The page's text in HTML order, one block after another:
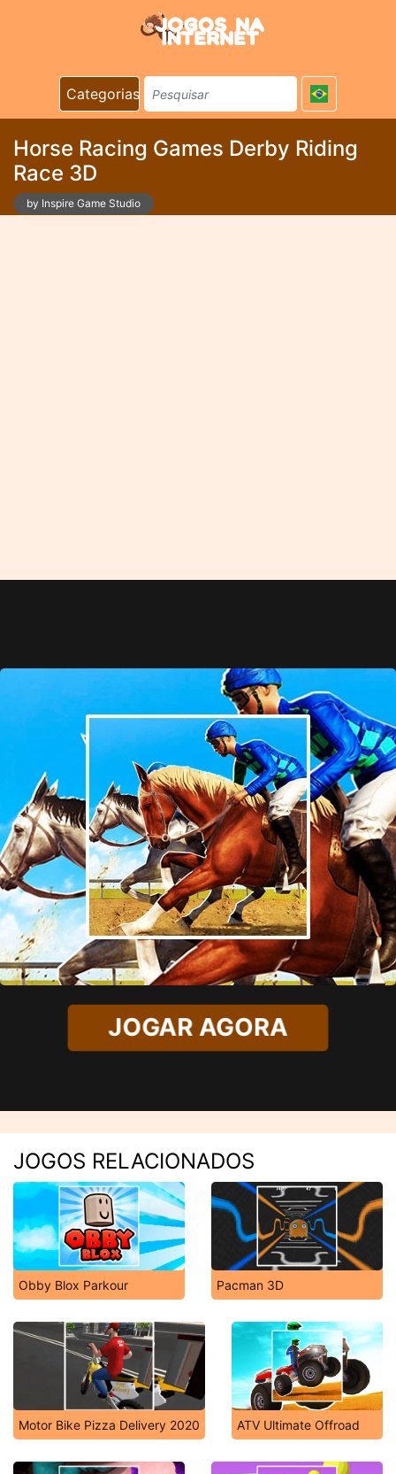
Categorias
Horse Racing Games Derby Riding
Race 3D
by Inspire Game Studio
JOGAR AGORA
JOGOS RELACIONADOS
Obby Blox Parkour Pacman 3D
Motor Bike Pizza Delivery 2020 ATV Ultimate Offroad